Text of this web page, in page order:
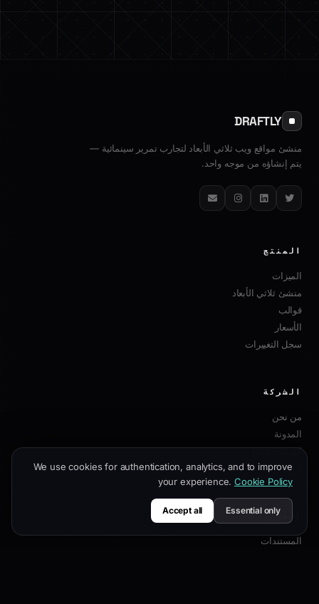
DRAFTLY
منشئ مواقع ويب ثلاثي الأبعاد لتجارب تمرير سينمائية —
يتم إنشاؤه من موجه واحد.
تويتر لينكدإنإنستغرامالبريد الإلكتروني
المنتج
الميزات
منشئ ثلاثي الأبعاد
قوالب
الأسعار
سجل التغييرات
الشركة
من نحن
المدونة
البرنامج التابع
اتصل بنا
الموارد
المستندات
We use cookies for authentication, analytics, and to improve
your experience. Cookie Policy
Essential only
Accept all